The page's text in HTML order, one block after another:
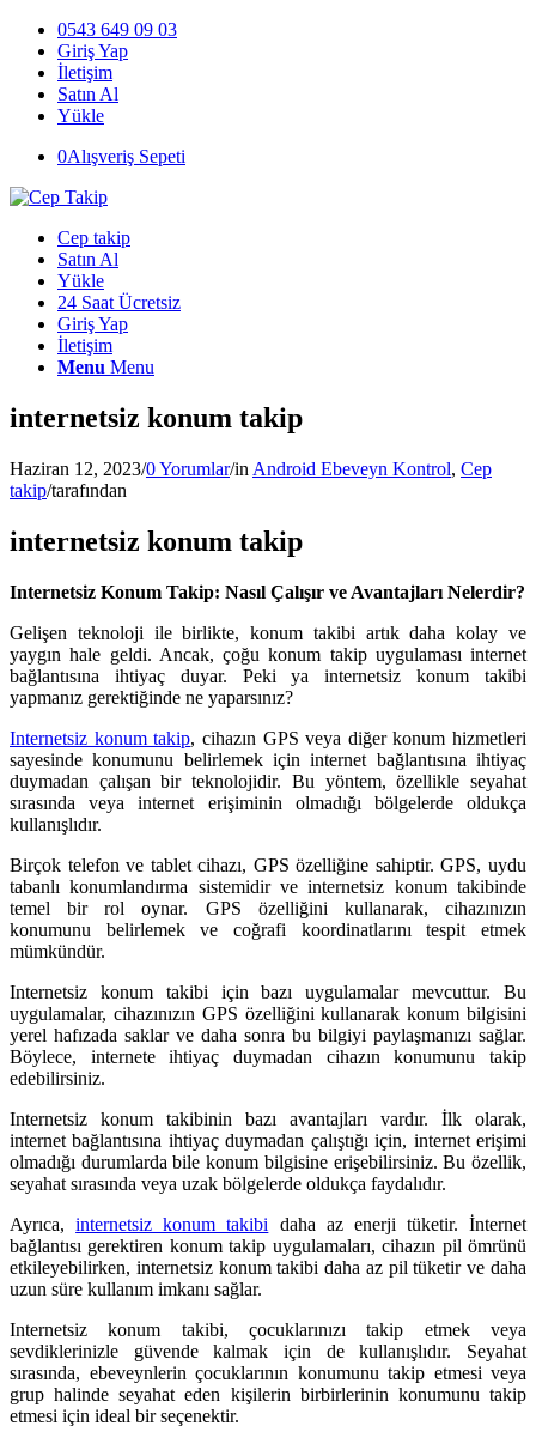
0543 649 09 03
Giriş Yap
İletişim
Satın Al
Yükle
0Alışveriş Sepeti
Cep takip
Satın Al
Yükle
24 Saat Ücretsiz
Giriş Yap
İletişim
Menu Menu
internetsiz konum takip
Haziran 12, 2023/0 Yorumlar/in Android Ebeveyn Kontrol, Cep
takip/tarafından
internetsiz konum takip
Internetsiz Konum Takip: Nasıl Çalışır ve Avantajları Nelerdir?
Gelişen teknoloji ile birlikte, konum takibi artık daha kolay ve
yaygın hale geldi. Ancak, çoğu konum takip uygulaması internet
bağlantısına ihtiyaç duyar. Peki ya internetsiz konum takibi
yapmanız gerektiğinde ne yaparsınız?
Internetsiz konum takip, cihazın GPS veya diğer konum hizmetleri
sayesinde konumunu belirlemek için internet bağlantısına ihtiyaç
duymadan çalışan bir teknolojidir. Bu yöntem, özellikle seyahat
sırasında veya internet erişiminin olmadığı bölgelerde oldukça
kullanışlıdır.
Birçok telefon ve tablet cihazı, GPS özelliğine sahiptir. GPS, uydu
tabanlı konumlandırma sistemidir ve internetsiz konum takibinde
temel bir rol oynar. GPS özelliğini kullanarak, cihazınızın
konumunu belirlemek ve coğrafi koordinatlarını tespit etmek
mümkündür.
Internetsiz konum takibi için bazı uygulamalar mevcuttur. Bu
uygulamalar, cihazınızın GPS özelliğini kullanarak konum bilgisini
yerel hafızada saklar ve daha sonra bu bilgiyi paylaşmanızı sağlar.
Böylece, internete ihtiyaç duymadan cihazın konumunu takip
edebilirsiniz.
Internetsiz konum takibinin bazı avantajları vardır. İlk olarak,
internet bağlantısına ihtiyaç duymadan çalıştığı için, internet erişimi
olmadığı durumlarda bile konum bilgisine erişebilirsiniz. Bu özellik,
seyahat sırasında veya uzak bölgelerde oldukça faydalıdır.
Ayrıca,internetsiz konum takibi daha az enerji tüketir. İnternet
bağlantısı gerektiren konum takip uygulamaları, cihazın pil ömrünü
etkileyebilirken, internetsiz konum takibi daha az pil tüketir ve daha
uzun süre kullanım imkanı sağlar.
Internetsiz konum takibi, çocuklarınızı takip etmek veya
sevdiklerinizle güvende kalmak için de kullanışlıdır. Seyahat
sırasında, ebeveynlerin çocuklarının konumunu takip etmesi veya
grup halinde seyahat eden kişilerin birbirlerinin konumunu takip
etmesi için ideal bir seçenektir.